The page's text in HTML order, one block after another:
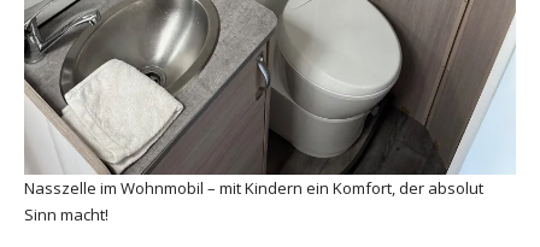
Nasszelle im Wohnmobil – mit Kindern ein Komfort, der absolut
Sinn macht!